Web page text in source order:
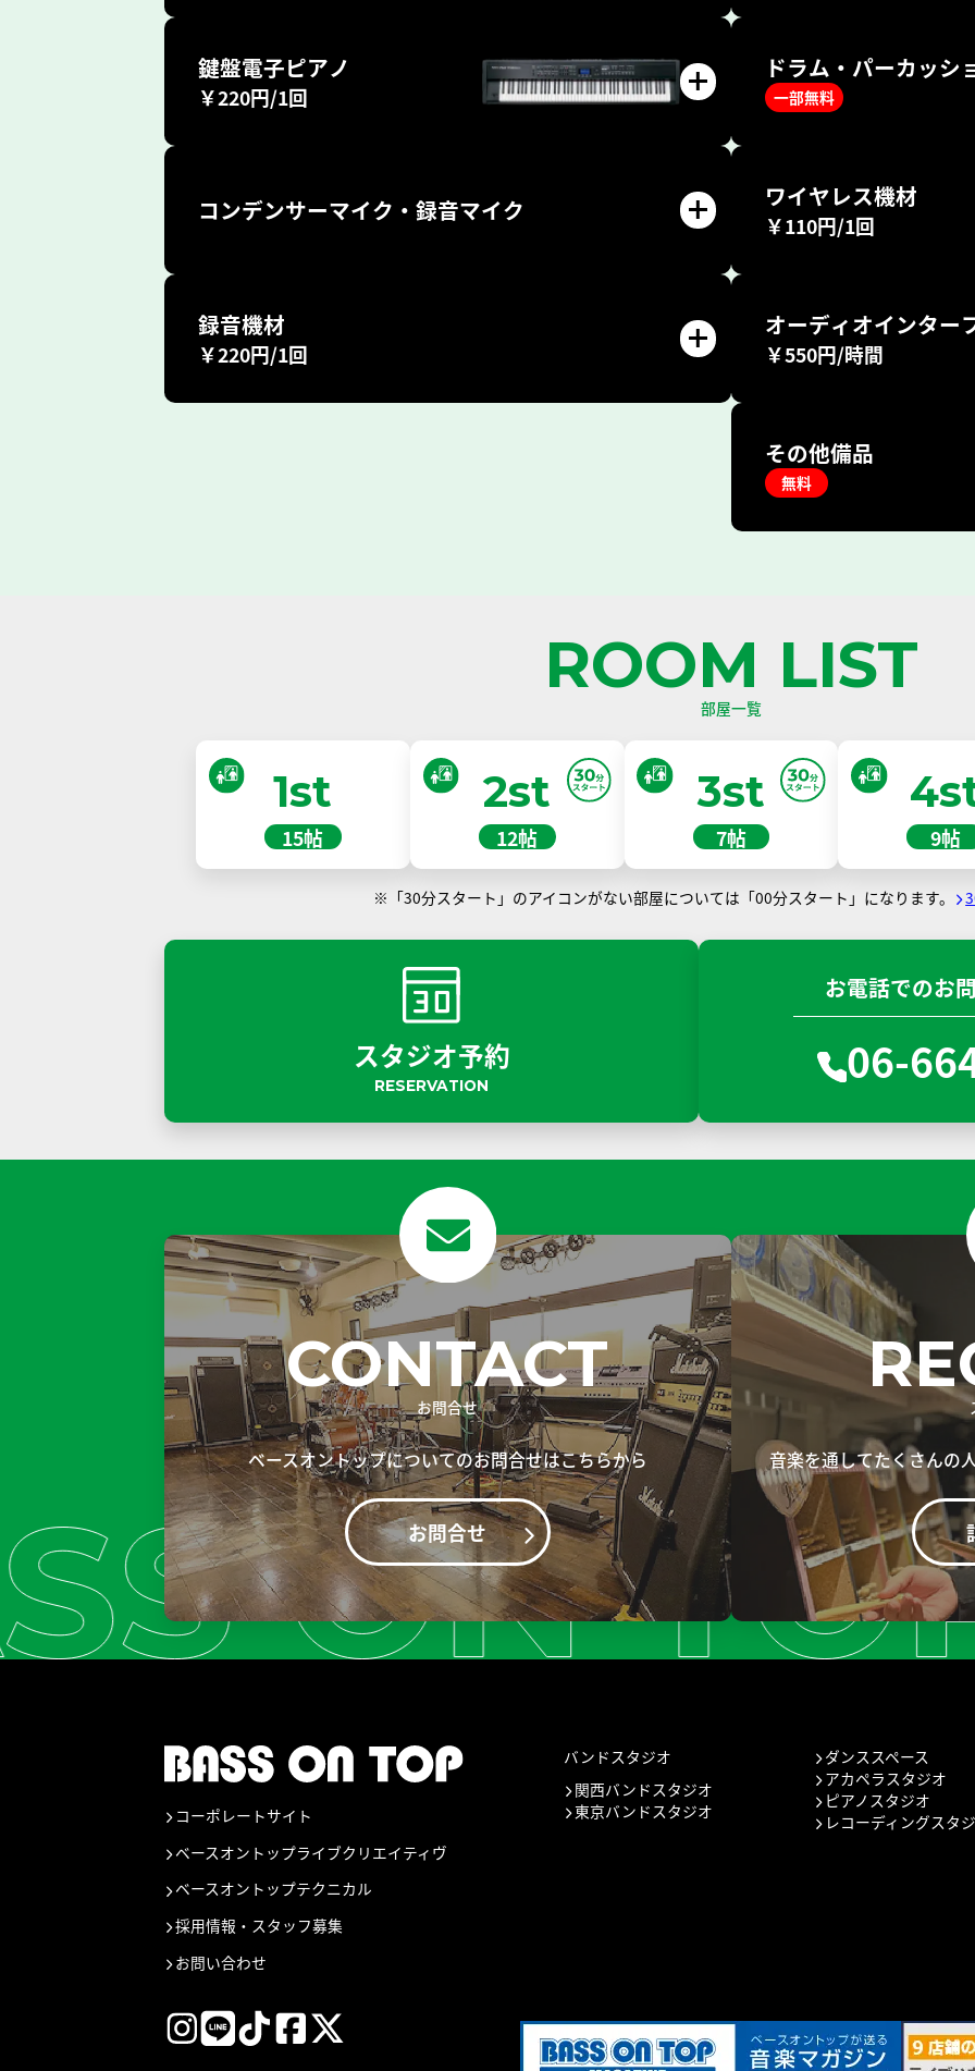
鍵盤電子ピアノ
￥220円/1回
コンデンサーマイク・録音マイク
録音機材
￥220円/1回
ドラム・パーカッシ
一部無料
ワイヤレス機材
￥110円/1回
オーディオインター
￥550円/時間
その他備品
無料
ROOM LIST
部屋一覧
1st
15帖
2st
12帖
3st
7帖 9帖
※「30分スタート」のアイコンがない部屋については「00分スタート」になります。
スタジオ予約
RESERVATION
お電話でのお
06-
CONTACT
お問合せ
ベースオントップについてのお問合せはこちらから
お問合せ
音楽を通してたくさんの
コーポレートサイト
ベースオントップライブクリエイティヴ
ベースオントップテクニカル
採用情報・スタッフ募集
お問い合わせ
バンドスタジオ
関西バンドスタジオ
東京バンドスタジオ
ダンススペース
アカペラスタジオ
ピアノスタジオ
レコーディングスタ